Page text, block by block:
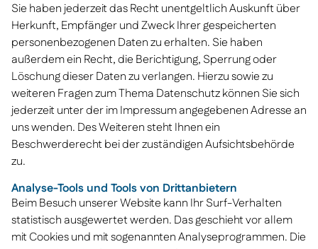
Sie haben jederzeit das Recht unentgeltlich Auskunft über
Herkunft, Empfänger und Zweck Ihrer gespeicherten
personenbezogenen Daten zu erhalten. Sie haben
außerdem ein Recht, die Berichtigung, Sperrung oder
Löschung dieser Daten zu verlangen. Hierzu sowie zu
weiteren Fragen zum Thema Datenschutz können Sie sich
jederzeit unter der im Impressum angegebenen Adresse an
uns wenden. Des Weiteren steht Ihnen ein
Beschwerderecht bei der zuständigen Aufsichtsbehörde
zu.
Analyse-Tools und Tools von Drittanbietern
Beim Besuch unserer Website kann Ihr Surf-Verhalten
statistisch ausgewertet werden. Das geschieht vor allem
mit Cookies und mit sogenannten Analyseprogrammen. Die